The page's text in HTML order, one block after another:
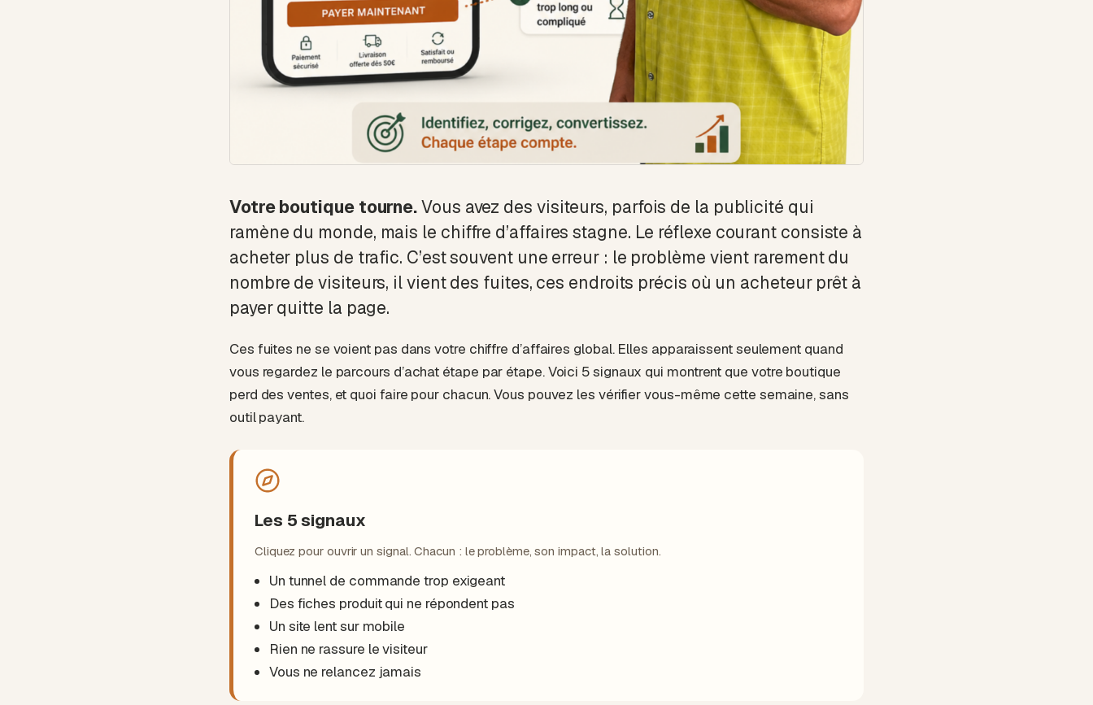
Votre boutique tourne.Vous avez des visiteurs, parfois de la publicité qui
ramène du monde, mais le chiffre d’affaires stagne. Le réflexe courant consiste à
acheter plus de trafic. C’est souvent une erreur : le problème vient rarement du
nombre de visiteurs, il vient des fuites, ces endroits précis où un acheteur prêt à
payer quitte la page.
Ces fuites ne se voient pas dans votre chiffre d’affaires global. Elles apparaissent seulement quand
vous regardez le parcours d’achat étape par étape. Voici 5 signaux qui montrent que votre boutique
perd des ventes, et quoi faire pour chacun. Vous pouvez les vérifier vous-même cette semaine, sans
outil payant.
Les 5 signaux
Cliquez pour ouvrir un signal. Chacun : le problème, son impact, la solution.
Un tunnel de commande trop exigeant
Des fiches produit qui ne répondent pas
Un site lent sur mobile
Rien ne rassure le visiteur
Vous ne relancez jamais